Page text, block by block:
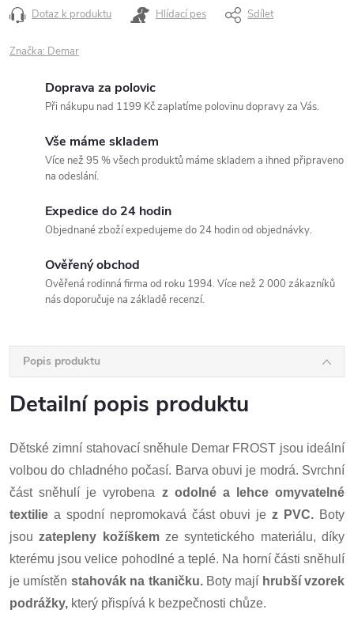
Dotaz k produktu Hlídací pes Sdílet
Značka: Demar
Doprava za polovic
Při nákupu nad 1199 Kč zaplatíme polovinu dopravy za Vás.
Vše máme skladem
Více než 95 % všech produktů máme skladem a ihned připraveno
na odeslání.
Expedice do 24 hodin
Objednané zboží expedujeme do 24 hodin od objednávky.
Ověřený obchod
Ověřená rodinná firma od roku 1994. Více než 2 000 zákazníků
nás doporučuje na základě recenzí.
Popis produktu
Detailní popis produktu
Dětské zimní stahovací sněhule Demar FROST jsou ideální
volbou do chladného počasí. Barva obuvi je modrá. Svrchní
část sněhulí je vyrobena z odolné a lehce omyvatelné
textilie a spodní nepromokavá část obuvi je z PVC. Boty
jsouzatepleny kožíškemze syntetického materiálu, díky
kterému jsou velice pohodlné a teplé. Na horní části sněhulí
je umístěn stahovák na tkaničku.Boty mají hrubší vzorek
podrážky, který přispívá k bezpečnosti chůze.